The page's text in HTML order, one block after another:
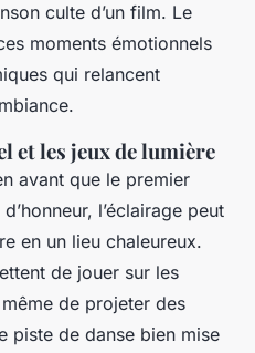
culte d’un film. Le
moments émotionnels
qui relancent
et les jeux de lumière
avant que le premier
l’éclairage peut
en un lieu chaleureux.
de jouer sur les
de projeter des
piste de danse bien mise